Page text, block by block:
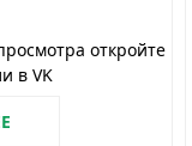
откройте
в VK